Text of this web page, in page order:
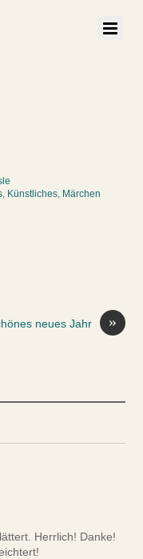
, Künstliches, Märchen
»
neues Jahr
Herrlich! Danke!